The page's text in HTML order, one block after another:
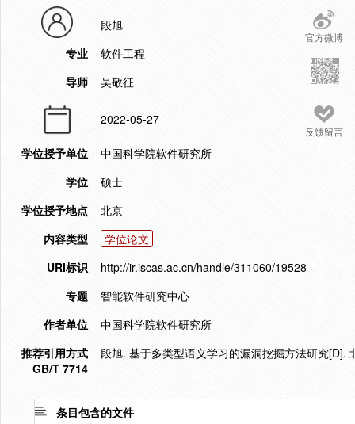
官方微博
反馈留言
段旭
专业
软件工程
导师
吴敬征
2022-05-27
学位授予单位
中国科学院软件研究所
学位
硕士
学位授予地点
北京
内容类型
学位论文
URI标识
http://ir.iscas.ac.cn/handle/311060/19528
专题
智能软件研究中心
作者单位
中国科学院软件研究所
推荐引用方式
GB/T 7714
段旭. 基于多类型语义学习的漏洞挖掘方法研究[D].
条目包含的文件